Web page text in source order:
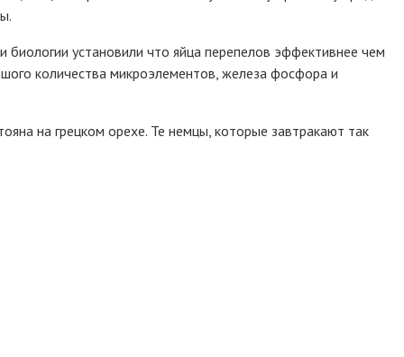
установили что яйца перепелов эффективнее чем
количества микроэлементов, железа фосфора и
на грецком орехе. Те немцы, которые завтракают так